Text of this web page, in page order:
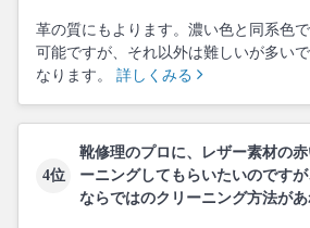
革の質にもよります。濃い色と同系色
可能ですが、それ以外は難しいが多い
なります。 詳しくみる
4位
靴修理のプロに、レザー素材の
ーニングしてもらいたいのです
ならではのクリーニング方法があ